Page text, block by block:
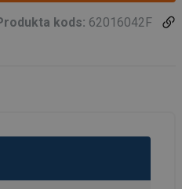
kods: 62016042F